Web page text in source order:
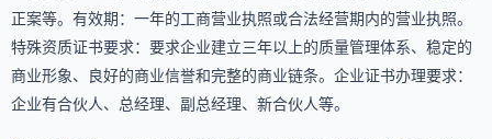
正案等。有效期：一年的工商营业执照或合法经营期内的营业执照。
特殊资质证书要求：要求企业建立三年以上的质量管理体系、稳定的
商业形象、良好的商业信誉和完整的商业链条。企业证书办理要求：
企业有合伙人、总经理、副总经理、新合伙人等。